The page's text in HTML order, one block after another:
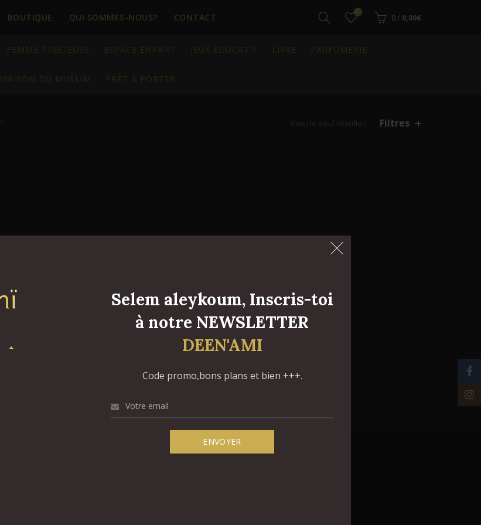
Selem aleykoum, Inscris-toi
à notre NEWSLETTER
DEEN'AMI
Code promo,bons plans et bien +++.
BOUTIQUE QUI SOMMES-NOUS? CONTACT 0
0/ 0,00€
FEMME PRÉCIEUSE ESPACE ENFANT JEUX ÉDUCATIF LIVRE PARFUMERIE
MAISON DU MUSLIM PRÊT À PORTER
Voici le seul résultat Filtres